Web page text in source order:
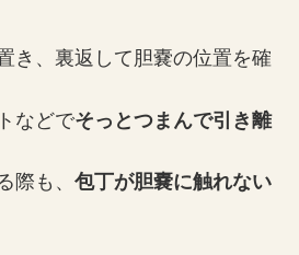
き、裏返して胆嚢の位置を確
などでそっとつまんで引き離
際も、 包丁が胆嚢に触れない